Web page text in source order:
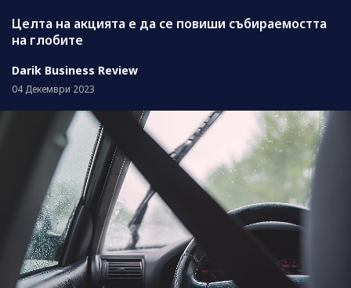
Целта на акцията е да се повиши събираемостта
на глобите
Darik Business Review
04 Декември 2023